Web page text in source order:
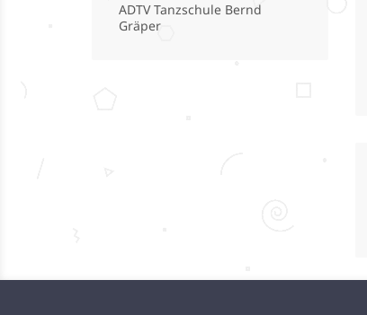
ADTV Tanzschule Bernd
Gräper